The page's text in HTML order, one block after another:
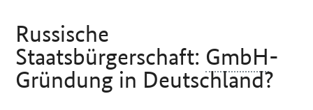
Russische
Staatsbürgerschaft: GmbH-
Gründung in Deutschland?